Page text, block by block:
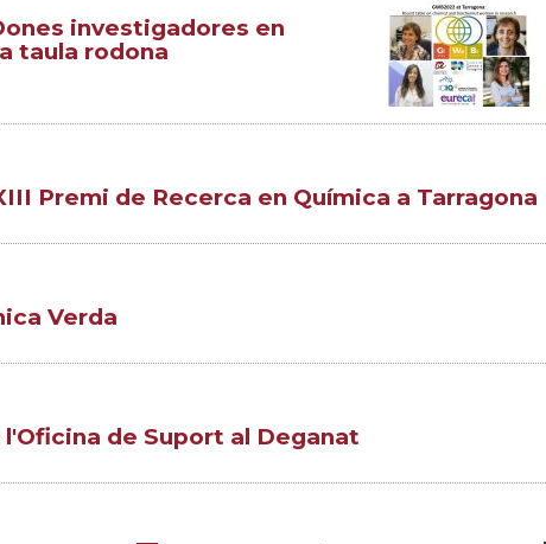
investigadores en
taula rodona
Premi de Recerca en Química a Tarragona
Verda
de Suport al Deganat